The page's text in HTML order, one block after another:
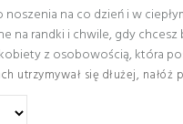
noszenia na co dzień i w
na randki i chwile, gdy
z osobowością, która
utrzymywał się dłużej,